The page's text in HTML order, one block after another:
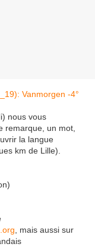
nous vous
remarque, un mot,
la langue
km de Lille).
, mais aussi sur